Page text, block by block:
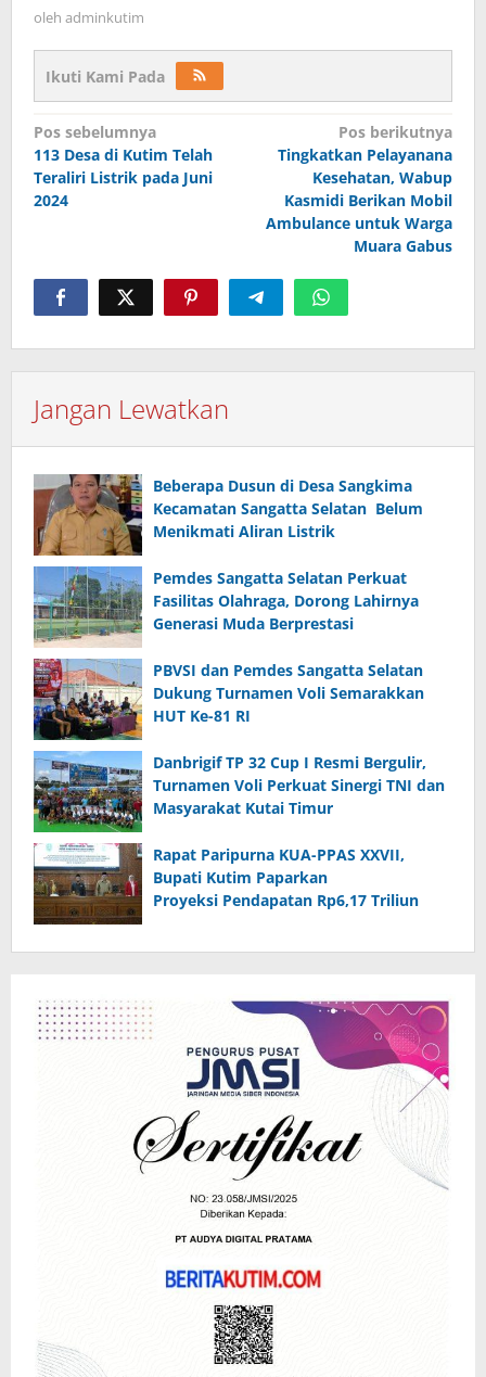
oleh adminkutim
Ikuti Kami Pada
Navigasi
pos
Pos sebelumnya
113 Desa di Kutim Telah
Teraliri Listrik pada Juni
2024
Pos berikutnya
Tingkatkan Pelayanana
Kesehatan, Wabup
Kasmidi Berikan Mobil
Ambulance untuk Warga
Muara Gabus
Jangan Lewatkan
Beberapa Dusun di Desa Sangkima
Kecamatan Sangatta Selatan Belum
Menikmati Aliran Listrik
Pemdes Sangatta Selatan Perkuat
Fasilitas Olahraga, Dorong Lahirnya
Generasi Muda Berprestasi
PBVSI dan Pemdes Sangatta Selatan
Dukung Turnamen Voli Semarakkan
HUT Ke-81 RI
Danbrigif TP 32 Cup I Resmi Bergulir,
Turnamen Voli Perkuat Sinergi TNI dan
Masyarakat Kutai Timur
Rapat Paripurna KUA-PPAS XXVII,
Bupati Kutim Paparkan
Proyeksi Pendapatan Rp6,17 Triliun